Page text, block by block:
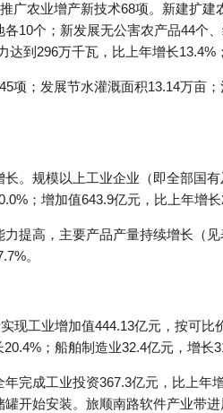
广农业增产新技术68项。新建扩
10个；新发展无公害农产品44个
达到296万千瓦，比上年增长
项；发展节水灌溉面积13.14万亩
。规模以上工业企业（即全部国
；增加值643.9亿元，比上年增
提高，主要产品产量持续增长（
。
现工业增加值444.13亿元，按可
；船舶制造业32.4亿元，增长
完成工业投资367.3亿元，比上
开始安装。旅顺南路软件产业带